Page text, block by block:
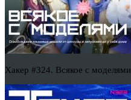
Хакер #324. Всякое с моделями